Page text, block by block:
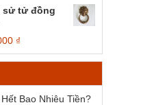
₫.
tại
sử tử đồng
₫
hiện
tại
1.500.000 ₫.
Bao Nhiêu Tiền?